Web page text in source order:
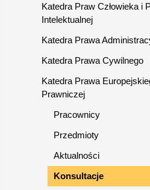
Katedra Praw Człowieka i
Intelektualnej
Katedra Prawa
Katedra Prawa Cywilnego
Katedra Prawa
Prawniczej
Pracownicy
Przedmioty
Aktualności
Konsultacje